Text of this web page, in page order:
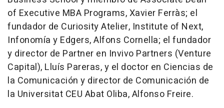
of Executive MBA Programs, Xavier Ferràs; el
fundador de Curiosity Atelier, Institute of Next,
Infonomía y Edgers, Alfons Cornella; el fundador
y director de Partner en Invivo Partners (Venture
Capital), Lluís Pareras, y el doctor en Ciencias de
la Comunicación y director de Comunicación de
la Universitat CEU Abat Oliba, Alfonso Freire.